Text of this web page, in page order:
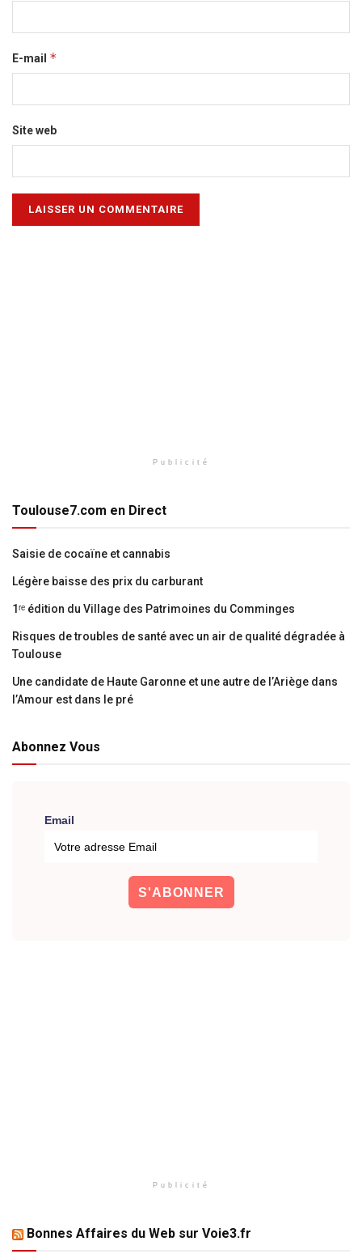
E-mail *
Site web
Publicité
Toulouse7.com en Direct
Saisie de cocaïne et cannabis
Légère baisse des prix du carburant
1ʳᵉ édition du Village des Patrimoines du Comminges
Risques de troubles de santé avec un air de qualité dégradée à
Toulouse
Une candidate de Haute Garonne et une autre de l’Ariège dans
l’Amour est dans le pré
Abonnez Vous
Email
Publicité
Bonnes Affaires du Web sur Voie3.fr